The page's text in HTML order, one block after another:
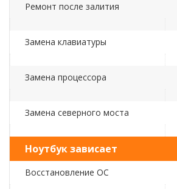
Ремонт после залития
Замена клавиатуры
Замена процессора
Замена северного моста
Ноутбук зависает
Восстановление ОС